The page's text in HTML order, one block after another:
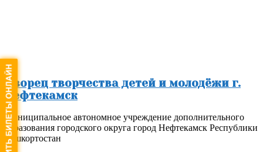
Дворец творчества детей и молодёжи г.
Нефтекамск
Муниципальное автономное учреждение дополнительного
образования городского округа город Нефтекамск Республики
Башкортостан